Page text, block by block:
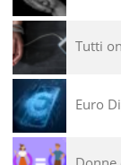
Tutti
Euro